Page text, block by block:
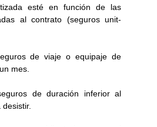
esté en función de las
al contrato (seguros unit-
de viaje o equipaje de
mes.
de duración inferior al